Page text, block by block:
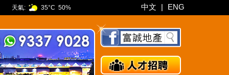
天氣: 35°C 50% 中文 | ENG